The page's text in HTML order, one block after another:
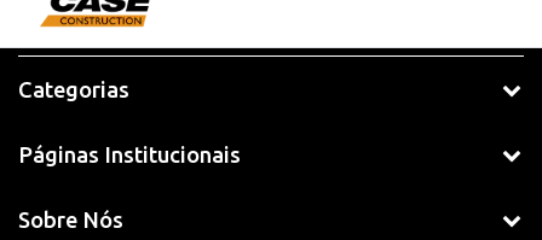
Categorias
Páginas Institucionais
Sobre Nós